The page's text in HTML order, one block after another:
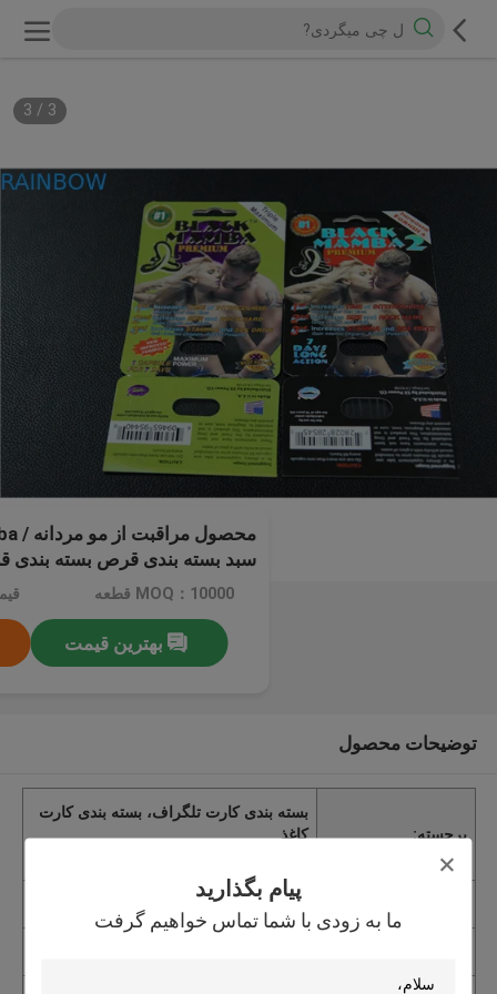
پیام بگذارید
ما به زودی با شما تماس خواهیم گرفت
1
/
3
سبد بسته بندی قرص بسته
MOQ：10000 قطعه
بهترین قیمت
توضیحات محصول
برجسته:
بسته بندی کارت تلگراف، بسته بندی کارت
کاغذ
داخلی در پلاستیک، جعبه کارتن خارجی